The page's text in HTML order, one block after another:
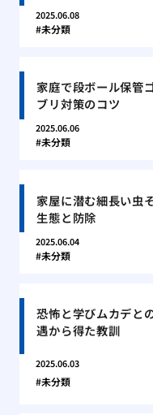
2025.06.08
未分類
家庭で段ボール保管
ブリ対策のコツ
2025.06.06
未分類
家屋に潜む細長い虫
生態と防除
2025.06.04
未分類
恐怖と学びムカデと
遇から得た教訓
2025.06.03
未分類